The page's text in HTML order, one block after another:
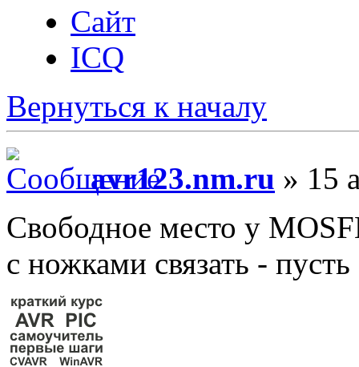
Сайт
ICQ
Вернуться к началу
avr123.nm.ru » 15
Свободное место у
с ножками связать -